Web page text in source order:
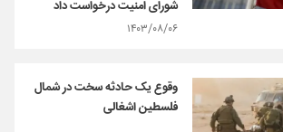
شورای امنیت درخواست داد
۱۴۰۳/۰۸/۰۶
وقوع یک حادثه سخت در شمال
فلسطین اشغالی